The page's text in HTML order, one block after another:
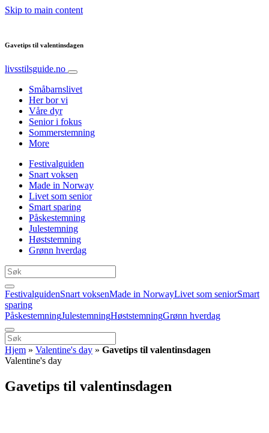
Skip to main content
Gavetips til valentinsdagen
livsstilsguide.no
Småbarnslivet
Her bor vi
Våre dyr
Senior i fokus
Sommerstemning
More
Festivalguiden
Snart voksen
Made in Norway
Livet som senior
Smart sparing
Påskestemning
Julestemning
Høststemning
Grønn hverdag
FestivalguidenSnart voksenMade in NorwayLivet som seniorSmart
sparing
PåskestemningJulestemningHøststemningGrønn hverdag
Hjem » Valentine's day » Gavetips til valentinsdagen
Valentine's day
Gavetips til valentinsdagen